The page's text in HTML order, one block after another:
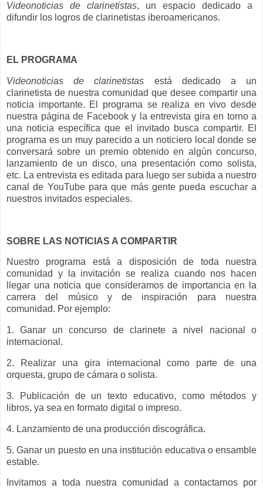
Videonoticias de clarinetistas, un espacio dedicado a
difundir los logros de clarinetistas iberoamericanos.
EL PROGRAMA
Videonoticias de clarinetistas está dedicado a un
clarinetista de nuestra comunidad que desee compartir una
noticia importante. El programa se realiza en vivo desde
nuestra página de Facebook y la entrevista gira en torno a
una noticia específica que el invitado busca compartir. El
programa es un muy parecido a un noticiero local donde se
conversará sobre un premio obtenido en algún concurso,
lanzamiento de un disco, una presentación como solista,
etc. La entrevista es editada para luego ser subida a nuestro
canal de YouTube para que más gente pueda escuchar a
nuestros invitados especiales.
SOBRE LAS NOTICIAS A COMPARTIR
Nuestro programa está a disposición de toda nuestra
comunidad y la invitación se realiza cuando nos hacen
llegar una noticia que consideramos de importancia en la
carrera del músico y de inspiración para nuestra
comunidad. Por ejemplo:
1. Ganar un concurso de clarinete a nivel nacional o
internacional.
2. Realizar una gira internacional como parte de una
orquesta, grupo de cámara o solista.
3. Publicación de un texto educativo, como métodos y
libros, ya sea en formato digital o impreso.
4. Lanzamiento de una producción discográfica.
5. Ganar un puesto en una institución educativa o ensamble
estable.
Invitamos a toda nuestra comunidad a contactarnos por